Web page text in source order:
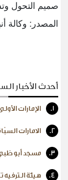
صميم التحول
المصدر: وكالة
أحدث الأخبار
1. الإمارات
2. الامارات
3. مسجد أبو
4. هيئة الترفيه